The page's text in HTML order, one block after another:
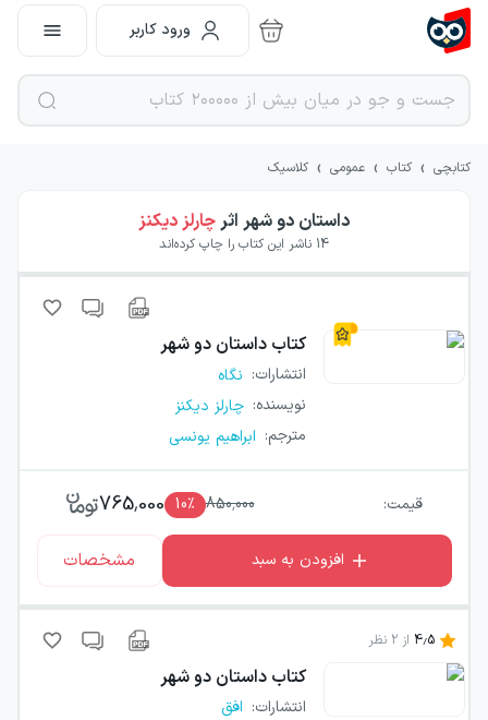
ورود کاربر
کتابچی › کتاب › عمومی › کلاسیک
داستان دو شهر اثرچارلز دیکنز
14 ناشر این کتاب را چاپ کرده‌اند
کتاب داستان دو شهر
انتشارات: نگاه
نویسنده: چارلز دیکنز
مترجم: ابراهیم یونسی
قیمت: 850,000
10٪ 765,000
افزودن به سبد مشخصات
4.5 از2 نظر
کتاب داستان دو شهر
انتشارات: افق